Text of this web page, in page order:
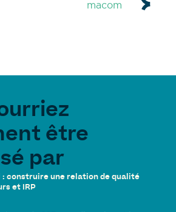
être
par
: construire une relation de qualité
et IRP